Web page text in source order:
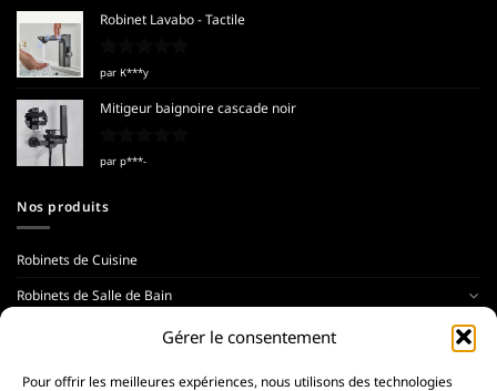
Gérer le consentement
Pour offrir les meilleures expériences, nous utilisons des technologies
Robinet Lavabo - Tactile
Note5
par К***y
Mitigeur baignoire cascade noir
Note5
par p***-
Nos produits
Robinets de Cuisine
Robinets de Salle de Bain